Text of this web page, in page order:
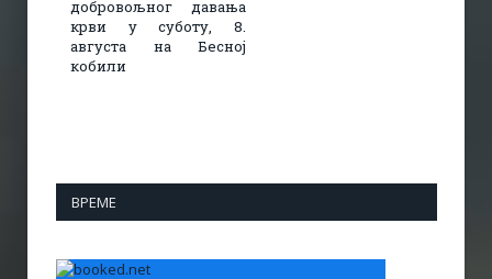
добровољног давања
крви у суботу, 8.
августа на Бесној
кобили
ВРЕМЕ